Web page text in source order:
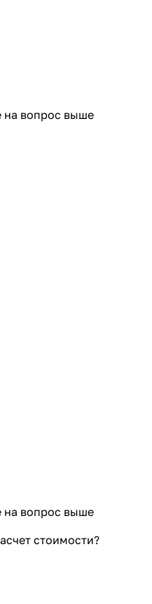
на вопрос выше
на вопрос выше
стоимости?